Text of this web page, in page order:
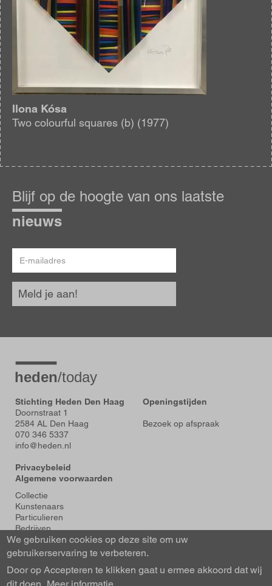
Ilona Kósa
Two colourful squares (b) (1977)
op
de
hoogte
Blijf op de hoogte van ons laatste
nieuws
mailadres
Meld je aan!
Stichting Heden Den Haag
Doornstraat 1
2584 AL Den Haag
070 346 5337
info@heden.nl
Privacybeleid
Algemene voorwaarden
Openingstijden
Bezoek op afspraak
Voet
Collectie
Kunstenaars
Particulieren
Bedrijven
Tentoonstellingen
Actueel
About us
Contact
We gebruiken cookies op deze site om uw
gebruikerservaring te verbeteren.
Door op Accepteren te klikken gaat u ermee akkoord dat wij